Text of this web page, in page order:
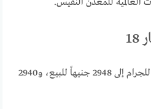
بلغ سعر الذهب اليوم عيار 18 للجرام إلى 2948 جنيهاً للبيع، و2940